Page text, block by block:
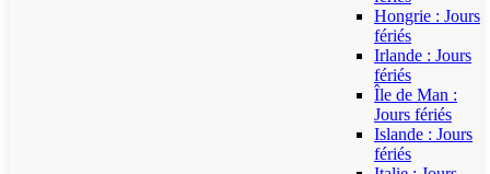
Hongrie : Jours
fériés
Irlande : Jours
fériés
Île de Man :
Jours fériés
Islande : Jours
fériés